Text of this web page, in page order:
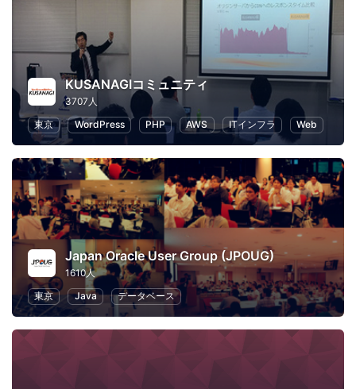
KUSANAGIコミュニティ
3707人
東京
WordPress PHP AWS ITインフラ Web
Japan Oracle User Group (JPOUG)
1610人
東京
Java データベース